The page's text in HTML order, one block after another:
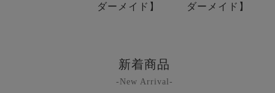
ダーメイド】
ダーメイド】
新着商品
-New Arrival-